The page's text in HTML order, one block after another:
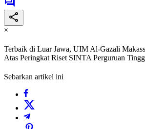
×
Terbaik di Luar Jawa, UIM Al-Gazali
Atas Peringkat Riset SINTA Perguruan
Sebarkan artikel ini